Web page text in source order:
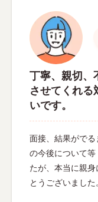
丁寧、親切、
させてくれる
いです。
面接、結果がで
の今後について
たが、本当に親
とうございました